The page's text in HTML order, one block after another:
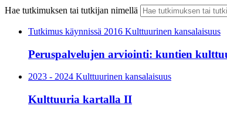
Hae tutkimuksen tai tutkijan nimellä
Tutkimus käynnissä 2016 Kulttuurinen kansalaisuus
Peruspalvelujen arviointi: kuntien
2023 - 2024 Kulttuurinen kansalaisuus
Kulttuuria kartalla II